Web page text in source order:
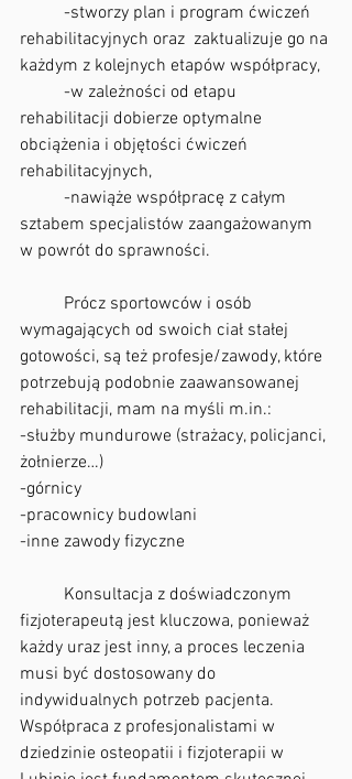
rehabilitacyjnych oraz  zaktualizuje go na
każdym z kolejnych etapów współpracy,
rehabilitacji dobierze optymalne
obciążenia i objętości ćwiczeń
rehabilitacyjnych,
sztabem specjalistów zaangażowanym
w powrót do sprawności.
wymagających od swoich ciał stałej
gotowości, są też profesje/zawody, które
potrzebują podobnie zaawansowanej
rehabilitacji, mam na myśli m.in.:
-służby mundurowe (strażacy, policjanci,
żołnierze…)
-górnicy
-pracownicy budowlani
-inne zawody fizyczne
fizjoterapeutą jest kluczowa, ponieważ
każdy uraz jest inny, a proces leczenia
musi być dostosowany do
indywidualnych potrzeb pacjenta.
Współpraca z profesjonalistami w
dziedzinie osteopatii i fizjoterapii w